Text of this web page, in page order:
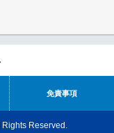
免責事項
Reserved.